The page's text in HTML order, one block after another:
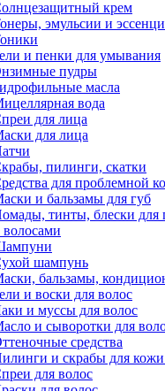
крем
эмульсии и
и пенки для умывания
пудры
масла
вода
для лица
для лица
пилинги, скатки
для проблемной
и бальзамы для губ
тинты, блески для
волосами
шампунь
бальзамы,
и воски для волос
и муссы для волос
и сыворотки для
средства
и скрабы для
для волос